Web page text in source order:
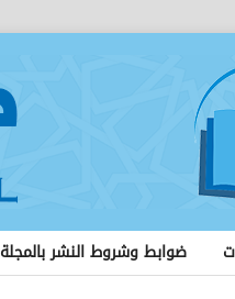
ضوابط وشروط النشر بالمجلة